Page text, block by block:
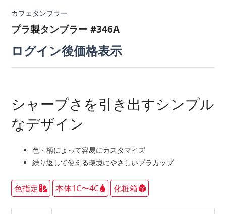
カフェタンブラー
プラ製タンブラー #346A
ログイン後価格表示
シャープさを引き出すシンプル
なデザイン
色・柄によって容易にカスタマイズ
繰り返して使える環境にやさしいプラカップ
色指定 本体1C〜4C 化粧箱